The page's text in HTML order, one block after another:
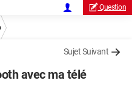
Question
Sujet Suivant
avec ma télé